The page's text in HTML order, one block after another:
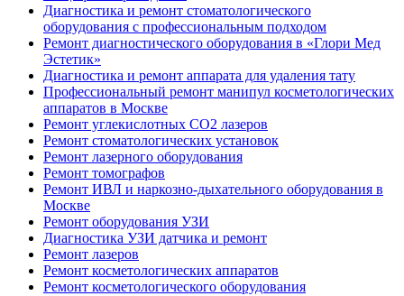
Диагностика и ремонт стоматологического
оборудования с профессиональным подходом
Ремонт диагностического оборудования в «Глори Мед
Эстетик»
Диагностика и ремонт аппарата для удаления тату
Профессиональный ремонт манипул косметологических
аппаратов в Москве
Ремонт углекислотных CO2 лазеров
Ремонт стоматологических установок
Ремонт лазерного оборудования
Ремонт томографов
Ремонт ИВЛ и наркозно-дыхательного оборудования в
Москве
Ремонт оборудования УЗИ
Диагностика УЗИ датчика и ремонт
Ремонт лазеров
Ремонт косметологических аппаратов
Ремонт косметологического оборудования